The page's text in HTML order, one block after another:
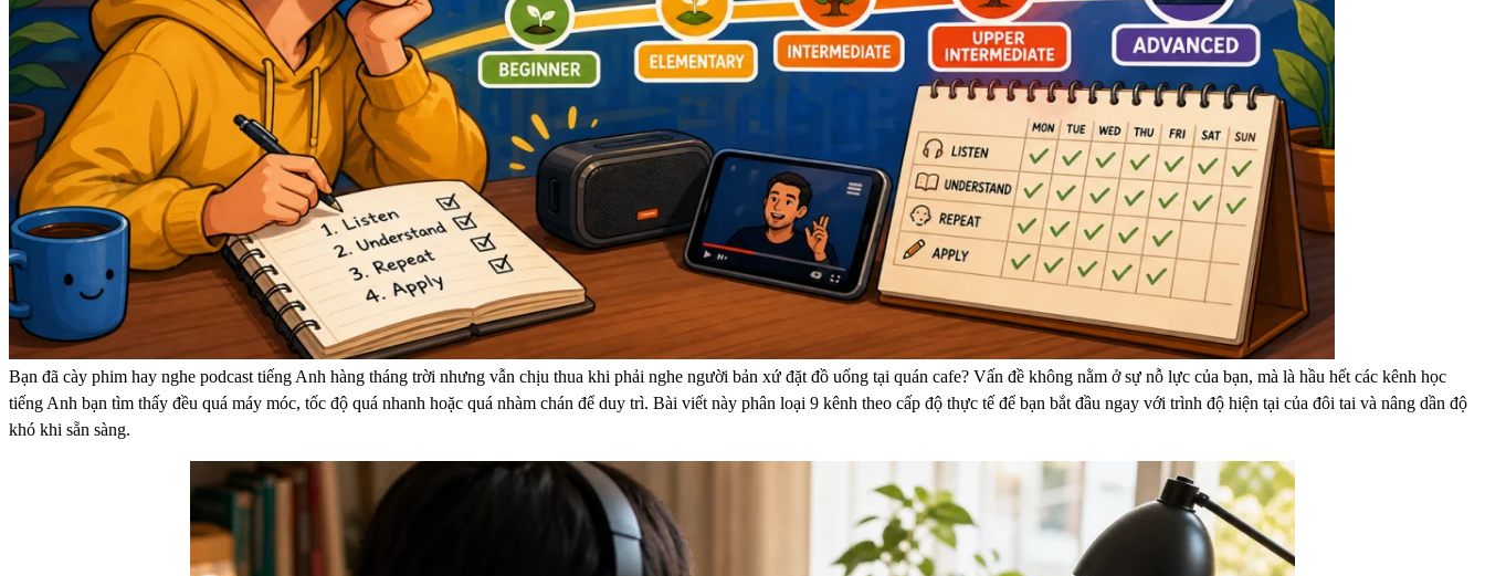
Bạn đã cày phim hay nghe podcast tiếng Anh hàng tháng trời nhưng vẫn chịu thua khi phải nghe người bản xứ đặt đồ uống tại quán cafe? Vấn đề không nằm ở sự nỗ lực của bạn, mà là hầu hết các kênh học
tiếng Anh bạn tìm thấy đều quá máy móc, tốc độ quá nhanh hoặc quá nhàm chán để duy trì. Bài viết này phân loại 9 kênh theo cấp độ thực tế để bạn bắt đầu ngay với trình độ hiện tại của đôi tai và nâng dần độ
khó khi sẵn sàng.